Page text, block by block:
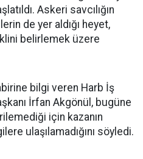
Askeri savcılığın
de yer aldığı heyet,
belirlemek üzere
bilgi veren Harb İş
İrfan Akgönül, bugüne
için kazanın
ulaşılamadığını söyledi.